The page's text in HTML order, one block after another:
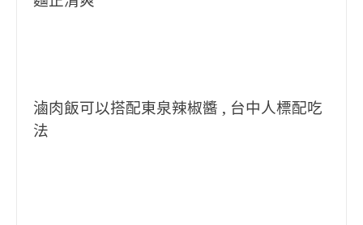
滷肉飯可以搭配東泉辣椒醬 , 台中人標配吃
法